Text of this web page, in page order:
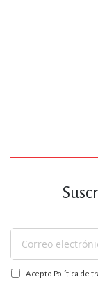
Suscríbase
a
nuestroAcepto Política de